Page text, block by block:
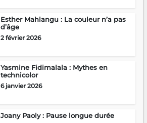
Esther Mahlangu : La couleur n’a pas
d’âge
2 février 2026
Yasmine Fidimalala : Mythes en
technicolor
6 janvier 2026
Joany Paoly : Pause longue durée